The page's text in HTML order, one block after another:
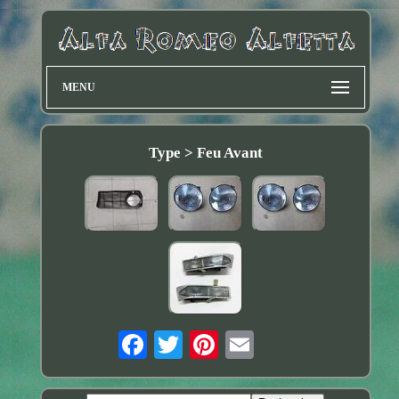
MENU
Type > Feu Avant